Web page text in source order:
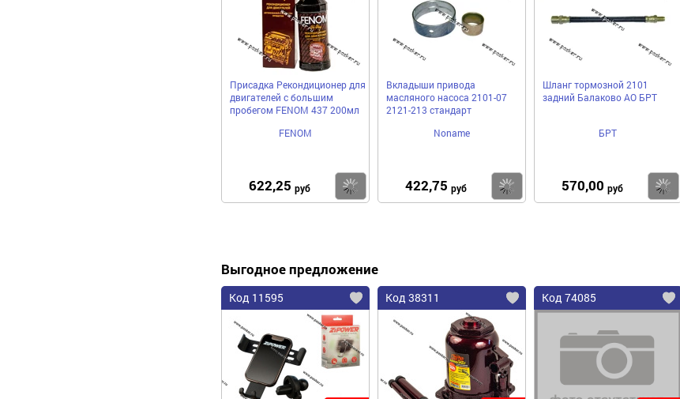
Присадка Рекондиционер для
двигателей с большим
пробегом FENOM 437 200мл
FENOM
622,25 руб Купить
Вкладыши привода
масляного насоса 2101-07
2121-213 стандарт
Noname
422,75 руб Купить
Шланг тормозной 2101
задний Балаково АО БРТ
БРТ
570,00 руб
Выгодное предложение
Код 11595 Код 38311 Код 74085